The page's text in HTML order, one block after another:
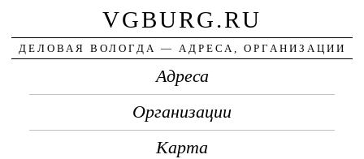
VGBURG.RU
ДЕЛОВАЯ ВОЛОГДА — АДРЕСА, ОРГАНИЗАЦИИ
Адреса
Организации
Карта